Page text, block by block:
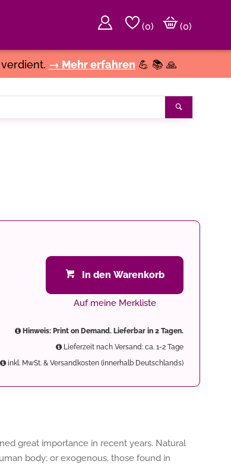
(0)
(0)
→ Mehr erfahren 💪 📚 🙏
In den Warenkorb
Auf meine Merkliste
Hinweis: Print on Demand. Lieferbar in 2 Tagen.
Lieferzeit nach Versand: ca. 1-2 Tage
inkl. MwSt. & Versandkosten (innerhalb Deutschlands)
great importance in recent years. Natural
body; or exogenous, those found in